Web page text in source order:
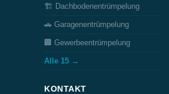
🏗️ Dachbodenentrümpelung
🚗 Garagenentrümpelung
🏢 Gewerbeentrümpelung
Alle 15 →
KONTAKT